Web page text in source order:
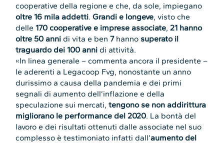
cooperative della regione e che, da sole, impiegano
oltre 16 mila addetti.Grandi e longeve, visto che
delle170 cooperative e imprese associate,21 hanno
oltre 50 anni di vita e ben7hanno superato il
traguardo dei 100 annidi attività.
«In linea generale – commenta ancora il presidente –
le aderenti a Legacoop Fvg, nonostante un anno
durissimo a causa della pandemia e dei primi
segnali di aumento dell’inflazione e della
speculazione sui mercati,tengono se non addirittura
migliorano le performance del 2020. La bontà del
lavoro e dei risultati ottenuti dalle associate nel suo
complesso è testimoniato infatti dall’aumento del